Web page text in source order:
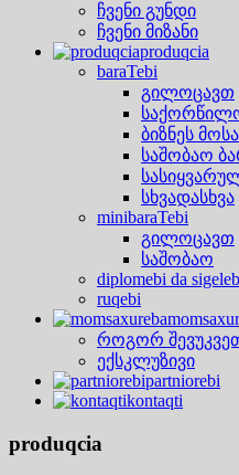
ჩვენი გუნდი
ჩვენი მიზანი
produqcia
baraTebi
გილოცავთ
ბიზნეს
საშობაო
სხვადასხვა
minibaraTebi
გილოცავთ
საშობაო
diplomebi da
ruqebi
როგორ
ექსკლუზივი
partniorebi
kontaqti
produqcia